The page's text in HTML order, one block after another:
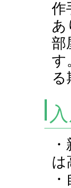
作
あ
部
す
る
は